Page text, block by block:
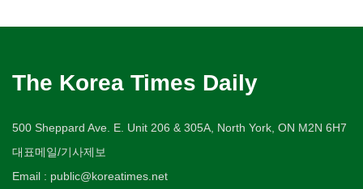
The Korea Times Daily
500 Sheppard Ave. E. Unit 206 & 305A, North York, ON M2N 6H7
대표메일/기사제보
Email : public@koreatimes.net